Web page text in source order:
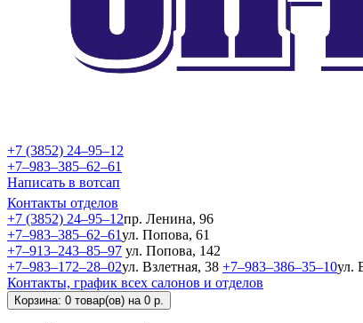
+7 (3852) 24‒95‒12
+7‒983‒385‒62‒61
Написать в вотсап
Контакты отделов
+7 (3852) 24‒95‒12пр. Ленина, 96
+7‒983‒385‒62‒61ул. Попова, 61
+7‒913‒243‒85‒97 ул. Попова, 142
+7‒983‒172‒28‒02ул. Взлетная, 38 +7‒983‒386‒35‒10ул.
Контакты, график всех салонов и отделов
Корзина : 0 товар(ов) на 0 р.